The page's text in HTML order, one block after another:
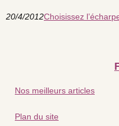
20/4/2012Choisissez
Nos meilleurs articles
Plan du site